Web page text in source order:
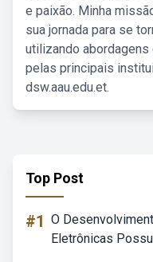
e paixão. Minha
sua jornada para se
utilizando
pelas principais
dsw.aau.edu.et.
Top Post
#1 O
Eletrônicas